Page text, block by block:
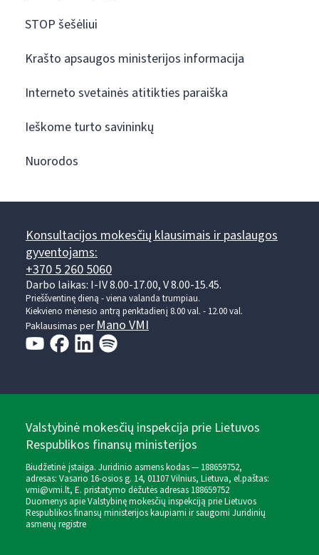
STOP šešėliui
Krašto apsaugos ministerijos informacija
Interneto svetainės atitikties paraiška
Ieškome turto savininkų
Nuorodos
Konsultacijos mokesčių klausimais ir paslaugos
gyventojams:
+370 5 260 5060
Darbo laikas: I-IV 8.00-17.00, V 8.00-15.45.
Prieššventinę dieną - viena valanda trumpiau.
Kiekvieno mėnesio antrą penktadienį 8.00 val. - 12.00 val.
Paklausimas perMano VMI
Valstybinė mokesčių inspekcija prie Lietuvos
Respublikos finansų ministerijos
Biudžetinė įstaiga. Juridinio asmens kodas — 188659752,
adresas: Vasario 16-osios g. 14, 01107 Vilnius, Lietuva, el.paštas:
vmi@vmi.lt, E. pristatymo dėžutės adresas 188659752
Duomenys apie Valstybinę mokesčių inspekciją prie Lietuvos
Respublikos finansų ministerijos kaupiami ir saugomi Juridinių
asmenų registre